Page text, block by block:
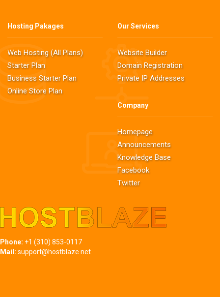
Hosting Pakages
Web Hosting (All Plans)
Starter Plan
Business Starter Plan
Online Store Plan
Our Services
Website Builder
Domain Registration
Private IP Addresses
Company
Homepage
Announcements
Knowledge Base
Facebook
Twitter
Phone: +1 (310) 853-0117
Mail: support@hostblaze.net